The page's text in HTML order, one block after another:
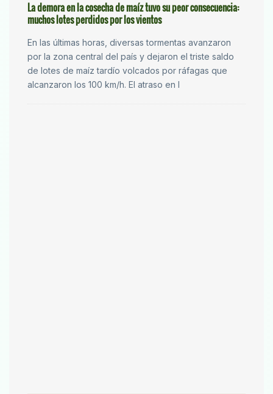
La demora en la cosecha de maíz tuvo su peor consecuencia:
muchos lotes perdidos por los vientos
En las últimas horas, diversas tormentas avanzaron
por la zona central del país y dejaron el triste saldo
de lotes de maíz tardío volcados por ráfagas que
alcanzaron los 100 km/h. El atraso en l